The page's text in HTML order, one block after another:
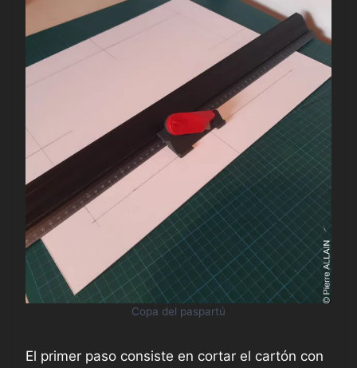
Copa del paspartú
El primer paso consiste en cortar el cartón con